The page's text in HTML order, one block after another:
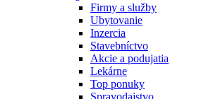
Firmy a služby
Ubytovanie
Inzercia
Stavebníctvo
Akcie a podujatia
Lekárne
Top ponuky
Spravodajstvo